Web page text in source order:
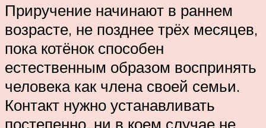
Приручение начинают в раннем
возрасте, не позднее трёх месяцев,
пока котёнок способен
естественным образом воспринять
человека как члена своей семьи.
Контакт нужно устанавливать
постепенно, ни в коем случае не